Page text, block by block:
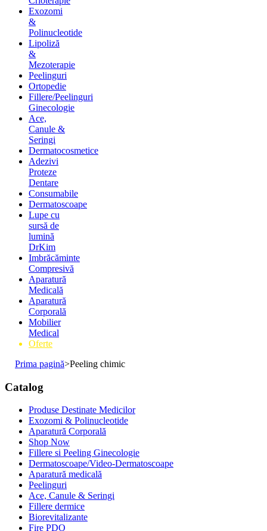
Exozomi
&
Polinucleotide
Lipoliză
&
Mezoterapie
Peelinguri
Ortopedie
Fillere/Peelinguri
Ginecologie
Ace,
Canule &
Seringi
Dermatocosmetice
Adezivi
Proteze
Dentare
Consumabile
Dermatoscoape
Lupe cu
sursă de
lumină
DrKim
Imbrăcăminte
Compresivă
Aparatură
Medicală
Aparatură
Corporală
Mobilier
Medical
Oferte
Prima pagină>Peeling chimic
Catalog
Produse Destinate Medicilor
Exozomi & Polinucleotide
Aparatură Corporală
Shop Now
Fillere si Peeling Ginecologie
Dermatoscoape/Video-Dermatoscoape
Aparatură medicală
Peelinguri
Ace, Canule & Seringi
Fillere dermice
Biorevitalizante
Fire PDO